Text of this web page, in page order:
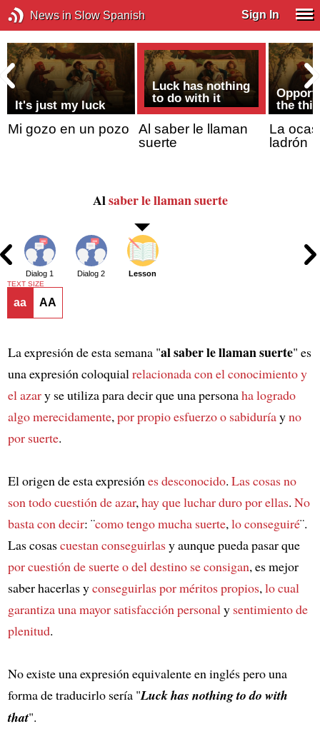
News in Slow Spanish Sign In
It's just my luck
Mi gozo en un pozo
Luck has nothing
to do with it
Al saber le llaman
suerte
the
La
ladrón
Alsaberle llamansuerte
Dialog 1 Dialog 2 Lesson
TEXT SIZE
aa AA
La expresión de esta semana "al saber le llaman suerte" es
una expresión coloquial relacionada con el conocimiento y
el azary se utiliza para decir que una personaha logrado
algo merecidamente, por propio esfuerzo o sabiduríayno
por suerte.
El origen de esta expresión es desconocido. Las cosas no
son todo cuestión de azar, hay que luchar duro por ellas. No
basta con decir: ¨como tengo mucha suerte, lo conseguiré¨.
Las cosascuestan conseguirlasy aunque pueda pasar que
por cuestión de suerte o del destino se consigan, es mejor
saber hacerlas yconseguirlas por méritos propios, lo cual
garantiza una mayor satisfacción personal y sentimiento de
plenitud.
No existe una expresión equivalente en inglés pero una
forma de traducirlo sería "Luck has nothing to do with
that".